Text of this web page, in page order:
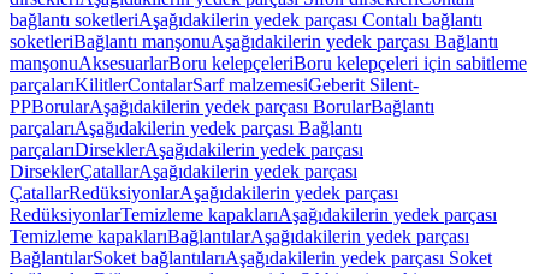
bağlantı soketleriAşağıdakilerin yedek parçası Contalı bağlantı
soketleriBağlantı manşonuAşağıdakilerin yedek parçası Bağlantı
manşonuAksesuarlarBoru kelepçeleriBoru kelepçeleri için sabitleme
parçalarıKilitlerContalarSarf malzemesiGeberit Silent-
PPBorularAşağıdakilerin yedek parçası BorularBağlantı
parçalarıAşağıdakilerin yedek parçası Bağlantı
parçalarıDirseklerAşağıdakilerin yedek parçası
DirseklerÇatallarAşağıdakilerin yedek parçası
ÇatallarRedüksiyonlarAşağıdakilerin yedek parçası
RedüksiyonlarTemizleme kapaklarıAşağıdakilerin yedek parçası
Temizleme kapaklarıBağlantılarAşağıdakilerin yedek parçası
BağlantılarSoket bağlantılarıAşağıdakilerin yedek parçası Soket